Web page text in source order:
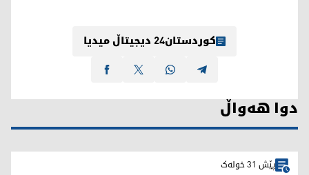
کوردستان24 دیجیتاڵ میدیا
دوا هەواڵ
پێش 31 خولەک